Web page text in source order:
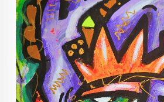
KUNST INVESTERING
KUNSTSTILER
FARGETEORI
KJØP KUNST TIL SALGS